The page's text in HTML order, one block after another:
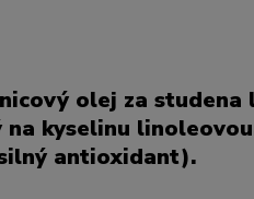
olej za studena
na kyselinu
antioxidant).